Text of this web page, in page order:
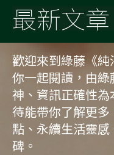
最新文章
歡迎來到綠藤《
你一起閱讀，由
神、資訊正確性
待能帶你了解更
點、永續生活靈
碑。